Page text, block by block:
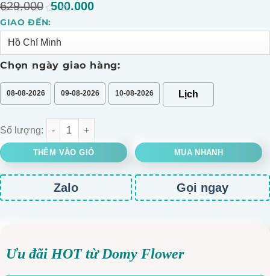
0
out
of
5
629.000 Giá
là:
629.000.
500.000
tại
500.000.
GIAO ĐẾN:
Chọn ngày giao hàng:
08-08-2026 09-08-2026 10-08-2026
Bó hoa tặng mẹ chồng số lượng
THÊM VÀO GIỎ MUA NHANH
Alternative:
Zalo Gọi ngay
Ưu đãi HOT từ Domy Flower